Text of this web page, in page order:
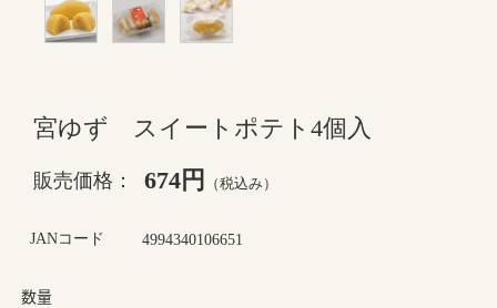
宮ゆず スイートポテト4個入
販売価格： 674円 （税込み）
JANコード 4994340106651
数量